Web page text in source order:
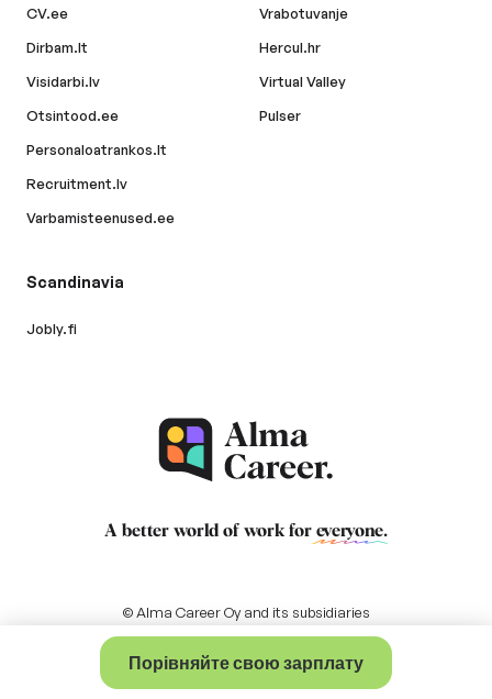
Порівняйте свою зарплату
CV.ee
Dirbam.lt
Visidarbi.lv
Otsintood.ee
Personaloatrankos.lt
Recruitment.lv
Varbamisteenused.ee
Vrabotuvanje
Hercul.hr
Virtual Valley
Pulser
Scandinavia
Jobly.fi
A better world of work for everyone.
© Alma Career Oy and its subsidiaries